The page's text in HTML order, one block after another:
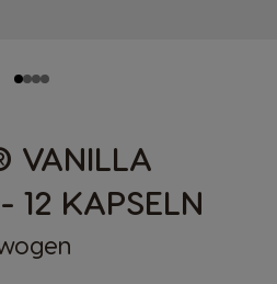
VANILLA
12 KAPSELN